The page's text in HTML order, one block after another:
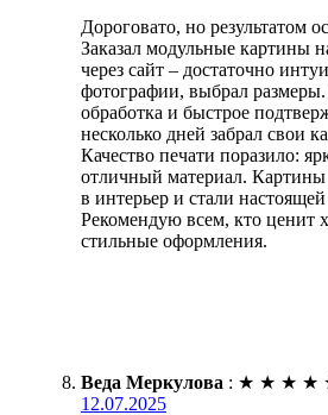
Дороговато, но результатом
Заказал модульные картины
через сайт – достаточно
фотографии, выбрал
обработка и быстрое
несколько дней забрал свои
Качество печати поразило:
отличный материал. Картины
в интерьер и стали
Рекомендую всем, кто ценит
стильные оформления.
Веда Меркулова : ★ ★ ★ ★
12.07.2025